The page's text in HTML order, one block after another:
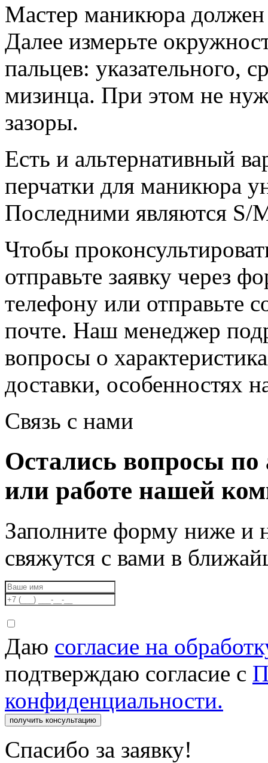
Мастер маникюра должен
Далее измерьте
пальцев: указательного,
мизинца. При этом не
зазоры.
Есть и альтернативный
перчатки для маникюра
Последними являются S/
Чтобы
отправьте заявку через
телефону или отправьте
почте. Наш менеджер
вопросы о
доставки, особенностях
Связь с нами
Остались вопросы по
или работе нашей
Заполните форму ниже и
свяжутся с вами в
Даю согласие на
подтверждаю согласие с
конфиденциальности.
получить консультацию
Спасибо за заявку!